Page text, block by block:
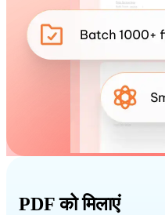
PDF को मिलाएं